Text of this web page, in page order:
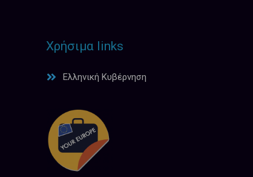
Χρήσιμα links
Ελληνική Κυβέρνηση